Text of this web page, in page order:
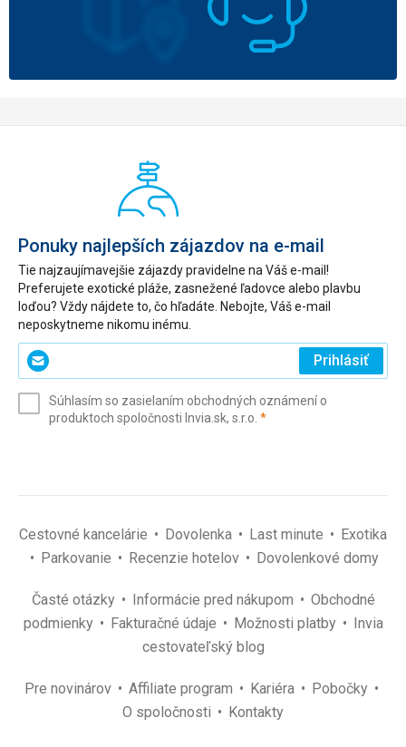
Ponuky najlepších zájazdov na e-mail
Tie najzaujímavejšie zájazdy pravidelne na Váš e-mail!
Preferujete exotické pláže, zasnežené ľadovce alebo plavbu
loďou? Vždy nájdete to, čo hľadáte. Nebojte, Váš e-mail
neposkytneme nikomu inému.
Zadajte
svoj
(povinné)
Prihlásiť
Súhlasím so zasielaním obchodných oznámení o
produktoch spoločnosti Invia.sk, s.r.o. *(povinné)
Cestovné kancelárie Dovolenka Last minute
Exotika
Parkovanie
Recenzie hotelov Dovolenkové domy
Časté otázky Informácie pred nákupom
Obchodné
podmienky
Fakturačné údaje Možnosti platby
Invia
cestovateľský blog
Pre novinárov Affiliate program Kariéra
Pobočky
O spoločnosti
Kontakty